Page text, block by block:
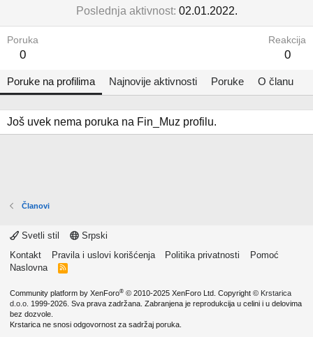
Poslednja aktivnost 02.01.2022.
Poruka
0
Reakcija
0
Poruke na profilima Najnovije aktivnosti Poruke O članu
Još uvek nema poruka na Fin_Muz profilu.
Članovi
Svetli stil
Srpski
Kontakt
Pravila i uslovi korišćenja Politika privatnosti
Pomoć
Naslovna
R
Community platform by XenForo® © 2010-2025 XenForo Ltd. Copyright © Krstarica
d.o.o. 1999-2026. Sva prava zadržana. Zabranjena je reprodukcija u celini i u delovima
bez dozvole.
Krstarica ne snosi odgovornost za sadržaj poruka.